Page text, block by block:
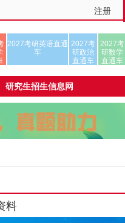
注册
2027考研英语直通
车
2027考
研政治
直通车
2027考
研数学
直通车
研究生招生信息网
料